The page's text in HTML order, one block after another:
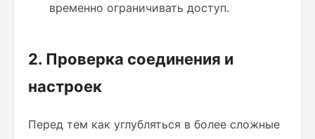
временно ограничивать доступ.
2. Проверка соединения и
настроек
Перед тем как углубляться в более сложные